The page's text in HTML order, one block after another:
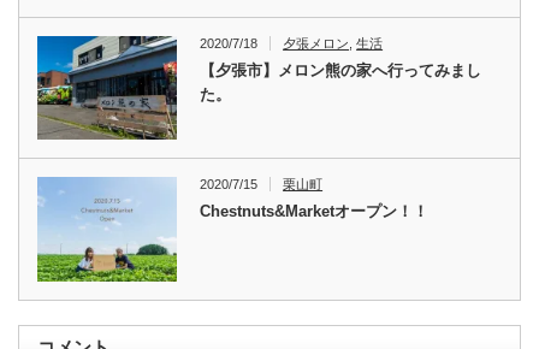
2020/7/18 夕張メロン ,生活
【夕張市】メロン熊の家へ行ってみまし
た。
2020/7/15 栗山町
Chestnuts&Marketオープン！！